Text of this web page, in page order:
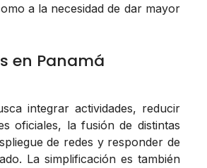
a la necesidad de dar mayor
en Panamá
integrar actividades, reducir
oficiales, la fusión de distintas
de redes y responder de
La simplificación es también